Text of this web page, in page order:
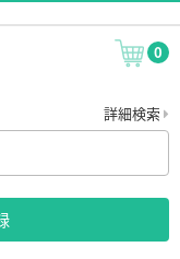
0
詳細検索